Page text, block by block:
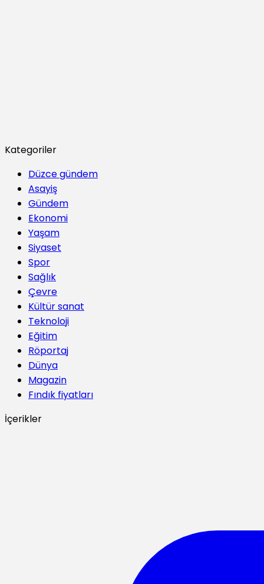
Kategoriler
Düzce gündem
Asayiş
Gündem
Ekonomi
Yaşam
Siyaset
Spor
Sağlık
Çevre
Kültür sanat
Teknoloji
Eğitim
Röportaj
Dünya
Magazin
Fındık fiyatları
İçerikler